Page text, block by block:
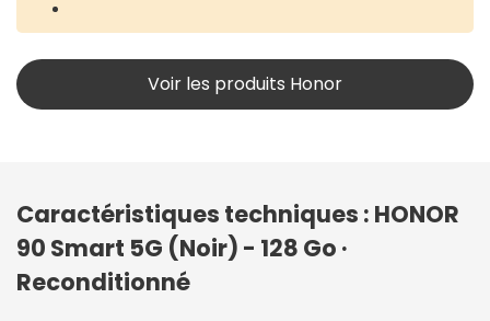
Voir les produits Honor
Caractéristiques techniques : HONOR
90 Smart 5G (Noir) - 128 Go ·
Reconditionné